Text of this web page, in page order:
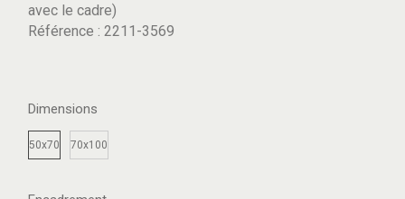
avec le cadre)
Référence : 2211-3569
Dimensions
50x70 70x100